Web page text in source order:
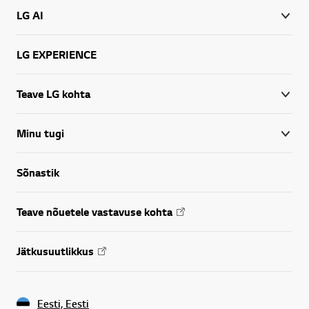
LG AI
LG EXPERIENCE
Teave LG kohta
Minu tugi
Sõnastik
Teave nõuetele vastavuse kohta
Jätkusuutlikkus
Eesti, Eesti